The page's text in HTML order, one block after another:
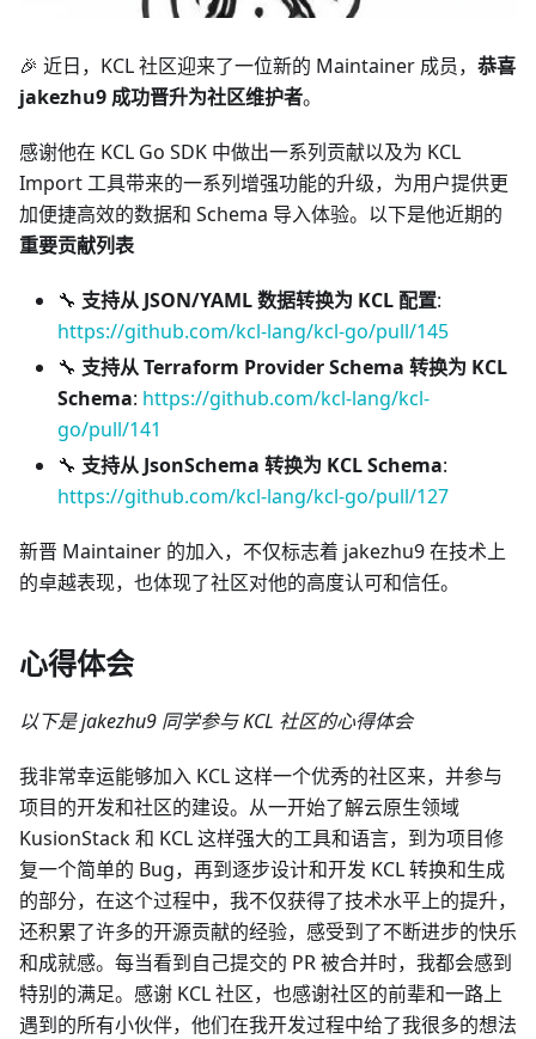
🎉 近日，KCL 社区迎来了一位新的 Maintainer 成员， 恭喜
jakezhu9 成功晋升为社区维护者。
感谢他在 KCL Go SDK 中做出一系列贡献以及为 KCL
Import 工具带来的一系列增强功能的升级，为用户提供更
加便捷高效的数据和 Schema 导入体验。以下是他近期的
重要贡献列表
🔧 支持从 JSON/YAML 数据转换为 KCL 配置:
https://github.com/kcl-lang/kcl-go/pull/145
🔧 支持从 Terraform Provider Schema 转换为 KCL
Schema: https://github.com/kcl-lang/kcl-
go/pull/141
🔧 支持从 JsonSchema 转换为 KCL Schema:
https://github.com/kcl-lang/kcl-go/pull/127
新晋 Maintainer 的加入，不仅标志着 jakezhu9 在技术上
的卓越表现，也体现了社区对他的高度认可和信任。
心得体会
以下是 jakezhu9 同学参与 KCL 社区的心得体会
我非常幸运能够加入 KCL 这样一个优秀的社区来，并参与
项目的开发和社区的建设。从一开始了解云原生领域
KusionStack 和 KCL 这样强大的工具和语言，到为项目修
复一个简单的 Bug，再到逐步设计和开发 KCL 转换和生成
的部分，在这个过程中，我不仅获得了技术水平上的提升，
还积累了许多的开源贡献的经验，感受到了不断进步的快乐
和成就感。每当看到自己提交的 PR 被合并时，我都会感到
特别的满足。感谢 KCL 社区，也感谢社区的前辈和一路上
遇到的所有小伙伴，他们在我开发过程中给了我很多的想法